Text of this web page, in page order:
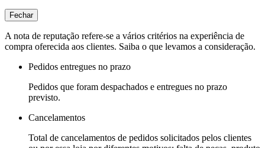
Fechar
A nota de reputação refere-se a vários critérios na experiência de
compra oferecida aos clientes. Saiba o que levamos a consideração.
Pedidos entregues no prazo
Pedidos que foram despachados e entregues no prazo
previsto.
Cancelamentos
Total de cancelamentos de pedidos solicitados pelos clientes